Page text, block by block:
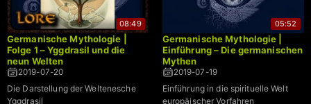
08:49
Germanische Mythologie |
Folge 1 – Yggdrasil und die
neun Welten
2019-07-20
Die Darstellung der Weltenesche
Yggdrasil
05:52
Germanische Mythologie |
Einführung – Die germanischen
Mythen
2019-07-19
Einführung in die spirituelle Welt
europäischer Vorfahren